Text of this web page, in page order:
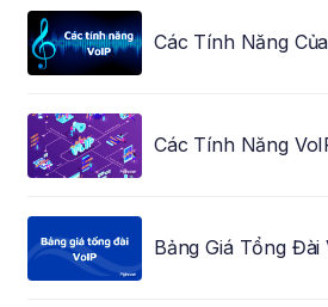
Các Tính Năng
Các Tính Năng
Bảng Giá Tổng